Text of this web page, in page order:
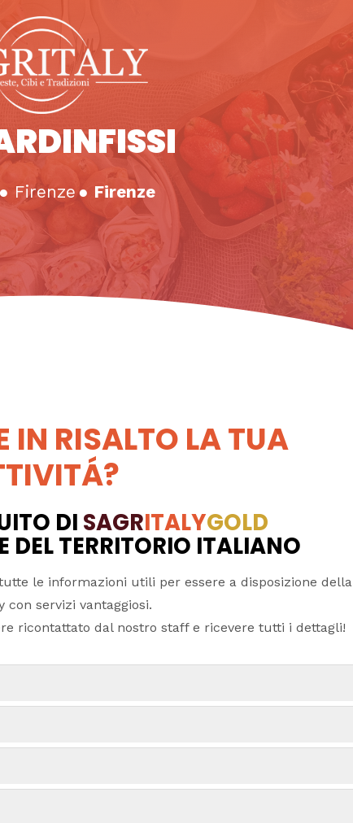
Firenze● Firenze
IN RISALTO LA TUA
DI SAGRITALYGOLD
DEL TERRITORIO ITALIANO
le informazioni utili per essere a disposizione della
con servizi vantaggiosi.
ricontattato dal nostro staff e ricevere tutti i dettagli!